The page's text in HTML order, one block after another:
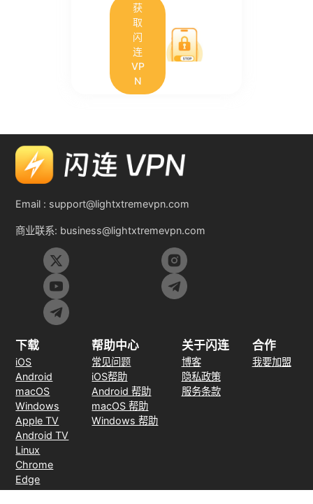
获
取
闪
连
VP
N
Email : support@lightxtremevpn.com
商业联系: business@lightxtremevpn.com
下载
iOS
Android
macOS
Windows
Apple TV
Android TV
Linux
Chrome
Edge
FireFox
帮助中心
常见问题
iOS帮助
Android 帮助
macOS 帮助
Windows 帮助
关于闪连
博客
隐私政策
服务条款
合作
我要加盟